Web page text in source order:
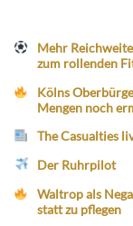
Mehr
zum rollenden
Kölns
Mengen noch
The Casualties
Der Ruhrpilot
Waltrop als
statt zu pflegen